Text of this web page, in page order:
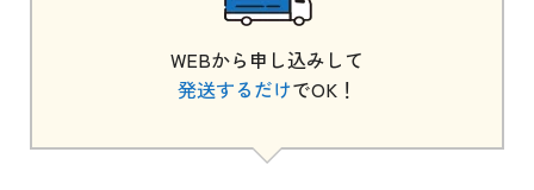
WEBから申し込みして
発送するだけでOK！